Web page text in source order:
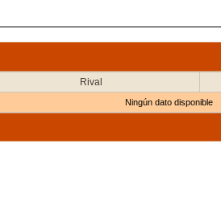
Rival
Ningún dato disponible